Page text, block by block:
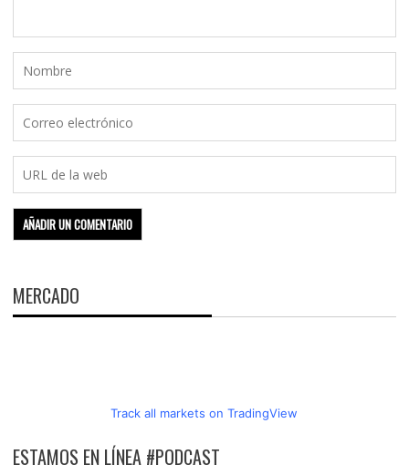
MERCADO
Track all markets on TradingView
ESTAMOS EN LÍNEA #PODCAST